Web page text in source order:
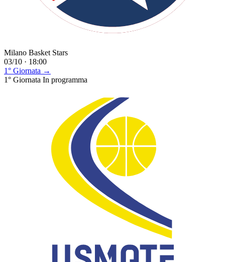
Milano Basket Stars
03/10 · 18:00
1° Giornata →
1° Giornata In programma